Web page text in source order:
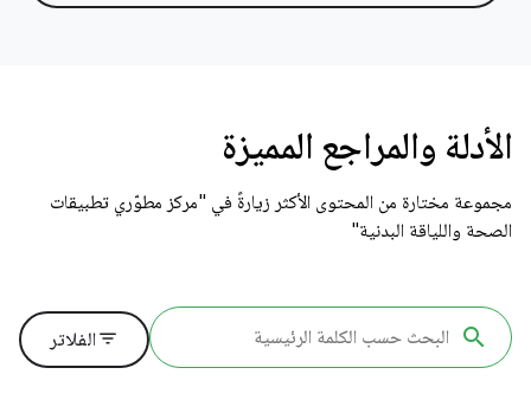
الأدلة والمراجع المميزة
مجموعة مختارة من المحتوى الأكثر زيارةً في "مركز مطوّري تطبيقات
الصحة واللياقة البدنية"
filter_listالفلاتر